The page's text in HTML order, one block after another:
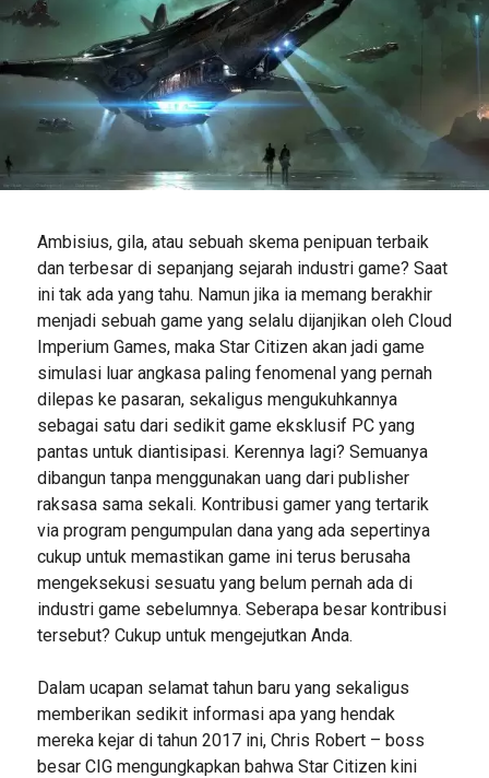
Ambisius, gila, atau sebuah skema penipuan terbaik
dan terbesar di sepanjang sejarah industri game? Saat
ini tak ada yang tahu. Namun jika ia memang berakhir
menjadi sebuah game yang selalu dijanjikan oleh Cloud
Imperium Games, maka Star Citizen akan jadi game
simulasi luar angkasa paling fenomenal yang pernah
dilepas ke pasaran, sekaligus mengukuhkannya
sebagai satu dari sedikit game eksklusif PC yang
pantas untuk diantisipasi. Kerennya lagi? Semuanya
dibangun tanpa menggunakan uang dari publisher
raksasa sama sekali. Kontribusi gamer yang tertarik
via program pengumpulan dana yang ada sepertinya
cukup untuk memastikan game ini terus berusaha
mengeksekusi sesuatu yang belum pernah ada di
industri game sebelumnya. Seberapa besar kontribusi
tersebut? Cukup untuk mengejutkan Anda.
Dalam ucapan selamat tahun baru yang sekaligus
memberikan sedikit informasi apa yang hendak
mereka kejar di tahun 2017 ini, Chris Robert – boss
besar CIG mengungkapkan bahwa Star Citizen kini